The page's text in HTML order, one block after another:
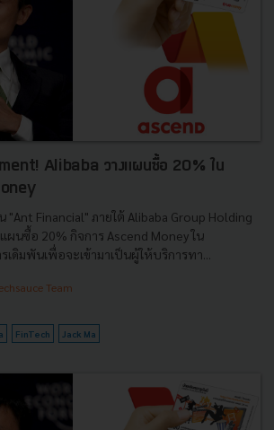
Alibaba วางแผนซื้อ 20% ใน
"Ant Financial" ภายใต้ Alibaba Group Holding
ผนซื้อ 20% กิจการ Ascend Money ใน
ดิมพันเพื่อจะเข้ามาเป็นผู้ให้บริการทา...
Team
FinTech Jack Ma